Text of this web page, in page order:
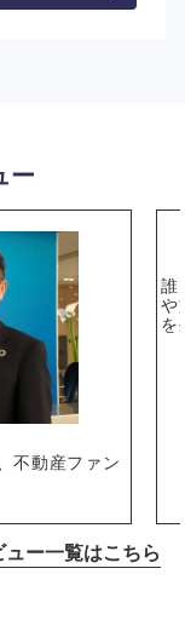
ー
不動産ファン
誰
や
を
ー一覧はこちら